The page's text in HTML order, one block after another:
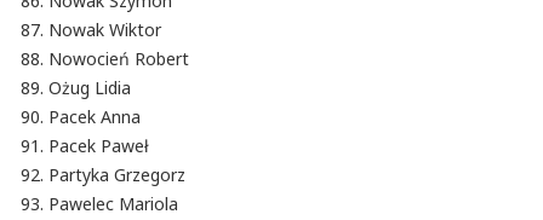
Nowak Wiktor
Nowocień Robert
Ożug Lidia
Pacek Anna
Pacek Paweł
Partyka Grzegorz
Pawelec Mariola